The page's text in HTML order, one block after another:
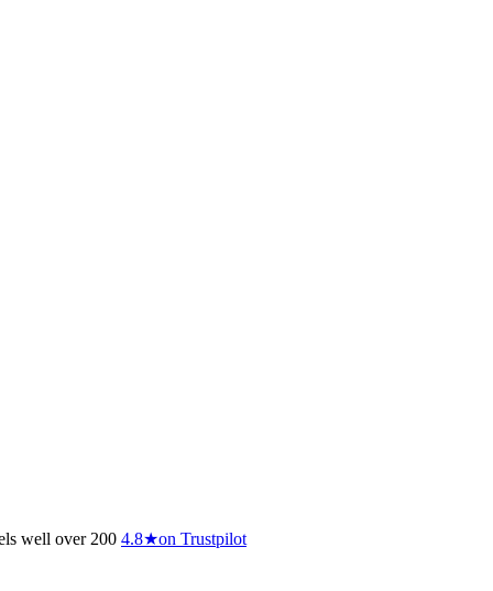
well over 200 4.8★on Trustpilot